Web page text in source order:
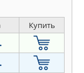
Купить